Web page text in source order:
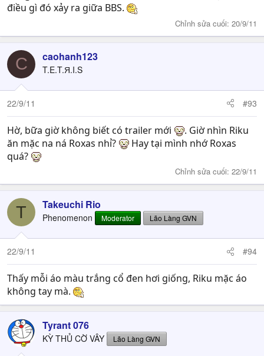
điều gì đó xảy ra giữa BBS.
Chỉnh sửa cuối: 20/9/11
C caohanh123
T.E.T.Я.I.S
22/9/11 #93
Hờ, bữa giờ không biết có trailer mới
. Giờ nhìn Riku
ăn mặc na ná Roxas nhỉ?
Hay tại mình nhớ Roxas
quá?
Chỉnh sửa cuối: 22/9/11
T Takeuchi Rio
Phenomenon Moderator Lão Làng GVN
22/9/11 #94
Thấy mỗi áo màu trắng cổ đen hơi giống, Riku mặc áo
không tay mà.
Tyrant 076
KỲ THỦ CỜ VÂY Lão Làng GVN